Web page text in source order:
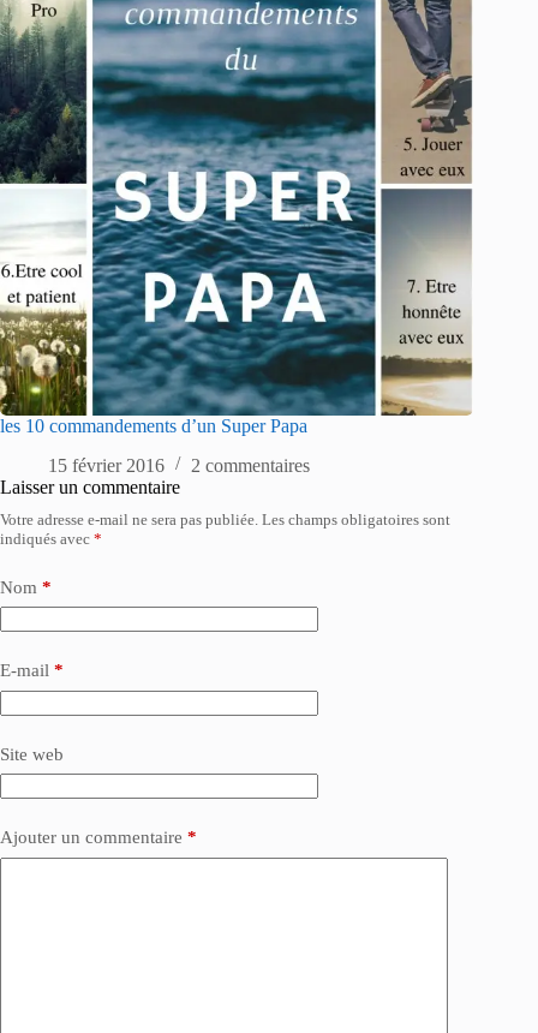
les 10 commandements d’un Super Papa
15 février 2016
2 commentaires
Laisser un commentaire
Votre adresse e-mail ne sera pas publiée. Les champs obligatoires sont
indiqués avec *
Nom *
E-mail *
Site web
Ajouter un commentaire *